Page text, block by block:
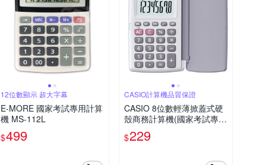
12位數顯示 超大字幕
E-MORE 國家考試專用計算
機 MS-112L
$499
CASIO計算機品質保證
CASIO 8位數輕薄掀蓋式硬
殼商務計算機(國家考試專用
機種)
$229